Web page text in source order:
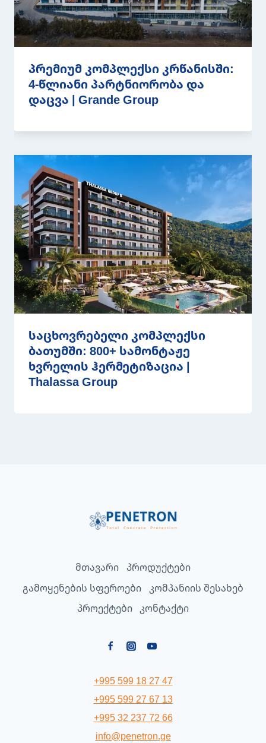
პრემიუმ კომპლექსი კრწანისში:
4-წლიანი პარტნიორობა და
დაცვა | Grande Group
საცხოვრებელი კომპლექსი
ბათუმში: 800+ სამონტაჟე
ხვრელის ჰერმეტიზაცია |
Thalassa Group
მთავარი პროდუქტები
გამოყენების სფეროები კომპანიის შესახებ
პროექტები კონტაქტი
+995 599 18 27 47
+995 599 27 67 13
+995 32 237 72 66
info@penetron.ge